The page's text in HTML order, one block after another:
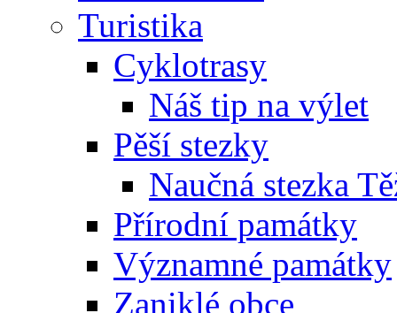
Turistika
Cyklotrasy
Náš tip na výlet
Pěší stezky
Naučná stezka
Přírodní památky
Významné památky
Zaniklé obce